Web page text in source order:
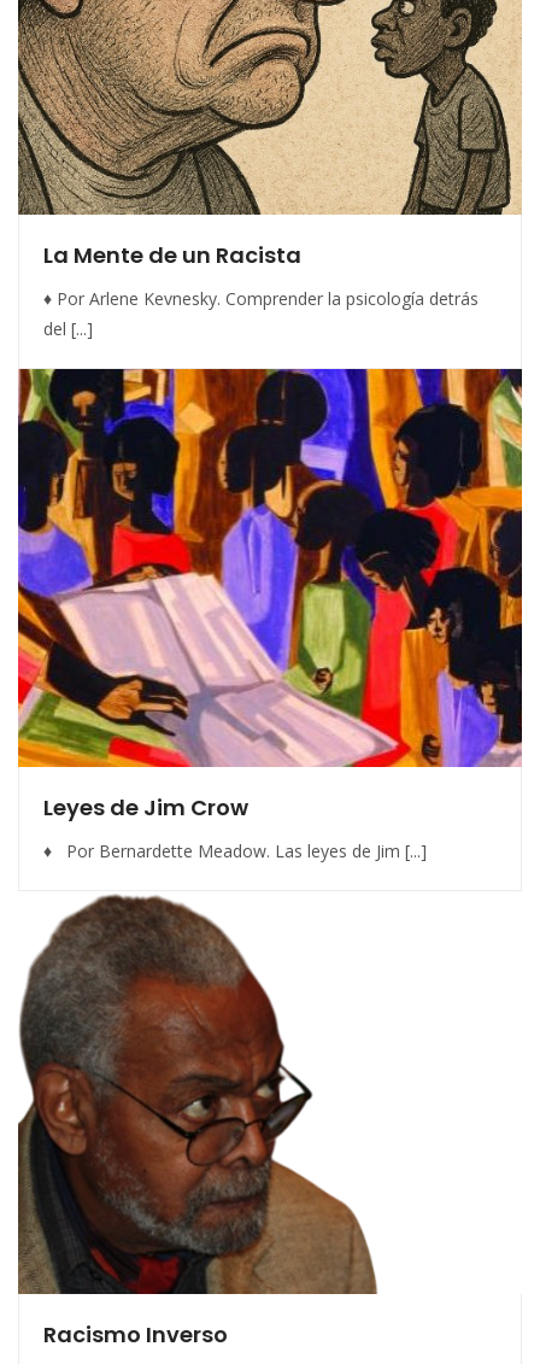
La Mente de un Racista
♦ Por Arlene Kevnesky. Comprender la psicología detrás
del [...]
Leyes de Jim Crow
♦ Por Bernardette Meadow. Las leyes de Jim [...]
Racismo Inverso